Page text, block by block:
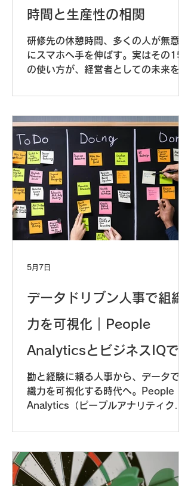
時間と生産性の相関
研修先の休憩時間、多くの人が無意識
にスマホへ手を伸ばす。実はその15分
の使い方が、経営者としての未来を分
万人のデータが示す「1型」の差、そ
街」と「変わらない街」の対比から、
日本人が忘れかけている自己投資の習
慣について考えます。
データドリブン人事で組織
力を可視化｜People
AnalyticsとビジネスIQで実
現する科学的人材戦略
勘と経験に頼る人事から、データで組
織力を可視化する時代へ。People
Analytics（ピープルアナリティク
戦略的な組織づくりを実現します。本
データドリブン人事の実践手法を解
説。離職予測、配置最適化、育成ROI
5月7日